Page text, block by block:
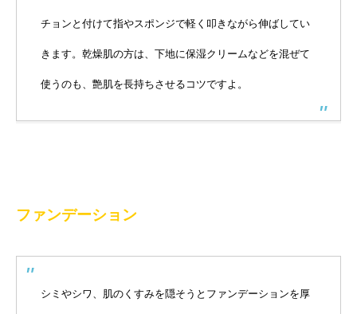
チョンと付けて指やスポンジで軽く叩きながら伸ばしてい
きます。乾燥肌の方は、下地に保湿クリームなどを混ぜて
使うのも、艶肌を長持ちさせるコツですよ。
ファンデーション
シミやシワ、肌のくすみを隠そうとファンデーションを厚